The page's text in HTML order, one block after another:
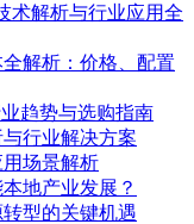
术解析与行业应用全
解析：价格、配置
趋势与选购指南
行业解决方案
场景解析
地产业发展？
型的关键机遇